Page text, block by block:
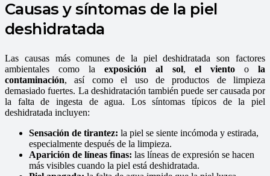
Causas y síntomas de la piel
deshidratada
Las causas más comunes de la piel deshidratada son factores
ambientales como laexposición al sol, el vientoola
contaminación, así como el uso de productos de limpieza
demasiado fuertes. La deshidratación también puede ser causada por
la falta de ingesta de agua. Los síntomas típicos de la piel
deshidratada incluyen:
Sensación de tirantez: la piel se siente incómoda y estirada,
especialmente después de la limpieza.
Aparición de líneas finas: las líneas de expresión se hacen
más visibles cuando la piel está deshidratada.